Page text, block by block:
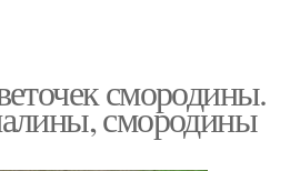
смородины.
смородины